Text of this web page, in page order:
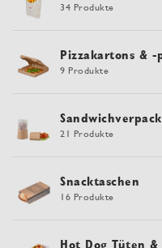
34 Produkte
Pizzakartons & -
9 Produkte
21 Produkte
Snacktaschen
16 Produkte
Hot Dog Tüten &